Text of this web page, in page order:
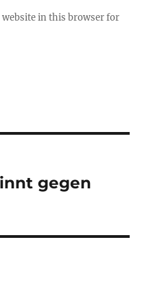
website in this browser for
gegen